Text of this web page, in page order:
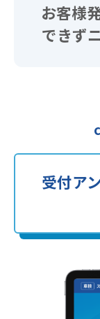
お客様
できず
受付ア